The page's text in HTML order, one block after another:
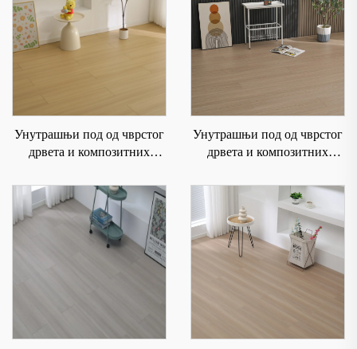
Унутрашњи под од чврстог
дрвета и композитних
отпоран на хабање 6003
Унутрашњи под од чврстог
дрвета и композитних
отпоран на хабање 6007